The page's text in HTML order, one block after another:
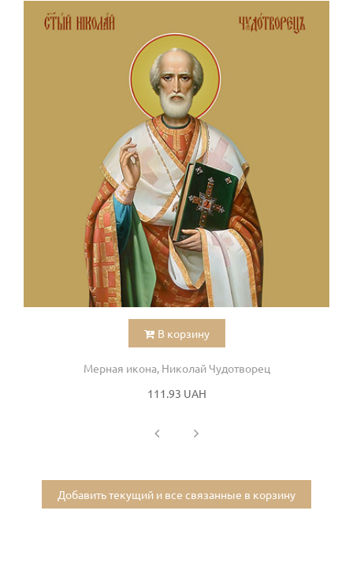
В корзину
Мерная икона, Николай Чудотворец
111.93 UAH
Добавить текущий и все связанные в корзину